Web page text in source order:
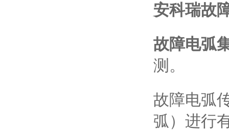
安科瑞故
故障电弧
测。
故障电弧
弧）进行